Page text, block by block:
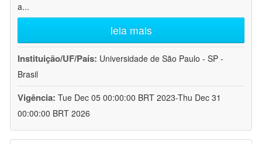
a...
leia mais
Instituição/UF/País: Universidade de São Paulo - SP -
Brasil
Vigência: Tue Dec 05 00:00:00 BRT 2023-Thu Dec 31
00:00:00 BRT 2026